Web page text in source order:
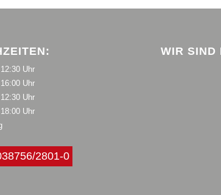
Uhr
Uhr
Uhr
Uhr
2801-0
WIR SIND